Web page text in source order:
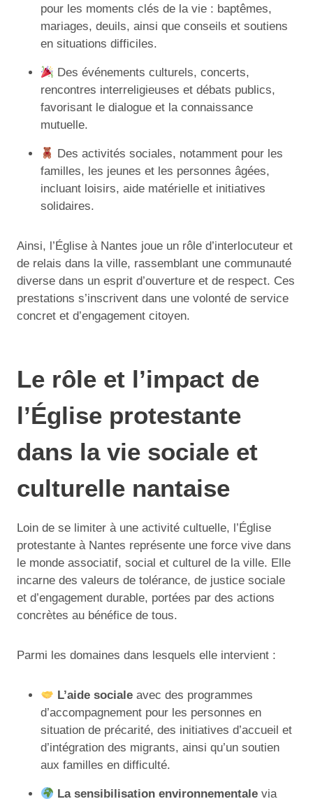
pour les moments clés de la vie : baptêmes,
mariages, deuils, ainsi que conseils et soutiens
en situations difficiles.
Des événements culturels, concerts,
rencontres interreligieuses et débats publics,
favorisant le dialogue et la connaissance
mutuelle.
Des activités sociales, notamment pour les
familles, les jeunes et les personnes âgées,
incluant loisirs, aide matérielle et initiatives
solidaires.
Ainsi, l’Église à Nantes joue un rôle d’interlocuteur et
de relais dans la ville, rassemblant une communauté
diverse dans un esprit d’ouverture et de respect. Ces
prestations s’inscrivent dans une volonté de service
concret et d’engagement citoyen.
Le rôle et l’impact de
l’Église protestante
dans la vie sociale et
culturelle nantaise
Loin de se limiter à une activité cultuelle, l’Église
protestante à Nantes représente une force vive dans
le monde associatif, social et culturel de la ville. Elle
incarne des valeurs de tolérance, de justice sociale
et d’engagement durable, portées par des actions
concrètes au bénéfice de tous.
Parmi les domaines dans lesquels elle intervient :
L’aide sociale avec des programmes
d’accompagnement pour les personnes en
situation de précarité, des initiatives d’accueil et
d’intégration des migrants, ainsi qu’un soutien
aux familles en difficulté.
La sensibilisation environnementale via